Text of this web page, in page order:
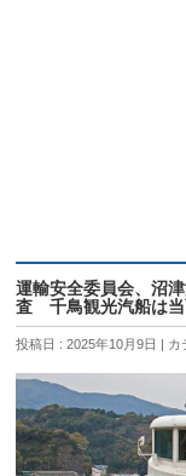
運輸安全委員会、沼
査 千鳥観光汽船は当
投稿日 : 2025年10月9日 カ